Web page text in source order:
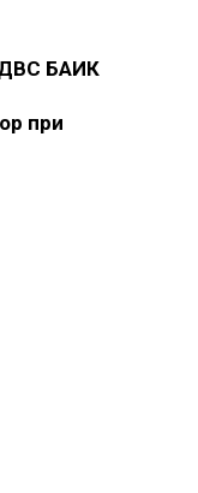
ДВС БАИК
при